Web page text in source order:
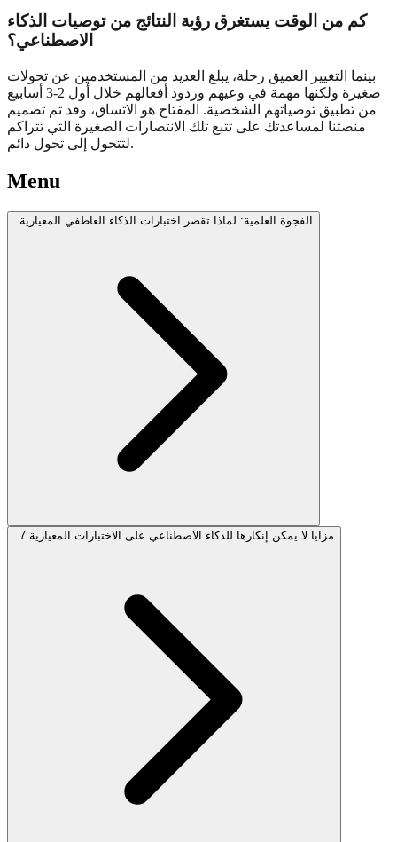
كم من الوقت يستغرق رؤية النتائج من توصيات الذكاء
الاصطناعي؟
بينما التغيير العميق رحلة، يبلغ العديد من المستخدمين عن تحولات
صغيرة ولكنها مهمة في وعيهم وردود أفعالهم خلال أول 2-3 أسابيع
من تطبيق توصياتهم الشخصية. المفتاح هو الاتساق، وقد تم تصميم
منصتنا لمساعدتك على تتبع تلك الانتصارات الصغيرة التي تتراكم
لتتحول إلى تحول دائم.
Menu
الفجوة العلمية: لماذا تقصر اختبارات الذكاء العاطفي المعيارية
7 مزايا لا يمكن إنكارها للذكاء الاصطناعي على الاختبارات المعيارية